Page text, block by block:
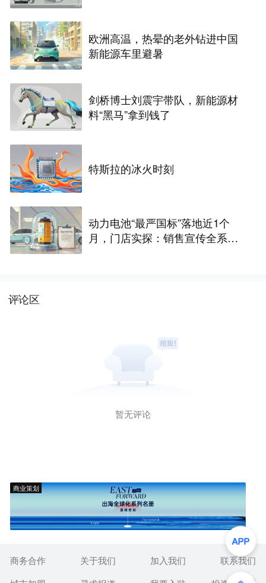
欧洲高温，热晕的老外钻进中国
新能源车里避暑
剑桥博士刘震宇带队，新能源材
料“黑马”拿到钱了
特斯拉的冰火时刻
动力电池“最严国标”落地近1个
月，门店实探：销售宣传全系达
评论区
暂无评论
商业策划
商务合作 关于我们 加入我们
联系我们